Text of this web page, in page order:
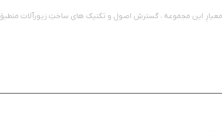
این مجموعه ، گسترشِ اصول و تکنیک های ساختِ زیورآلات